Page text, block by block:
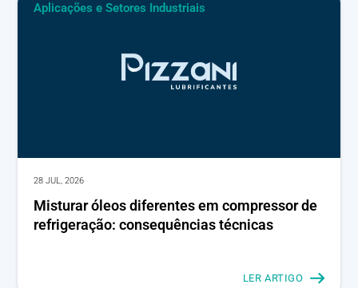
Aplicações e Setores Industriais
28 JUL, 2026
Misturar óleos diferentes em compressor de
refrigeração: consequências técnicas
LER ARTIGO